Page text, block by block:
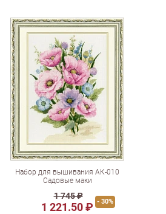
Набор для вышивания АК-010
Садовые маки
1 745 ₽
1 221.50 ₽ - 30%